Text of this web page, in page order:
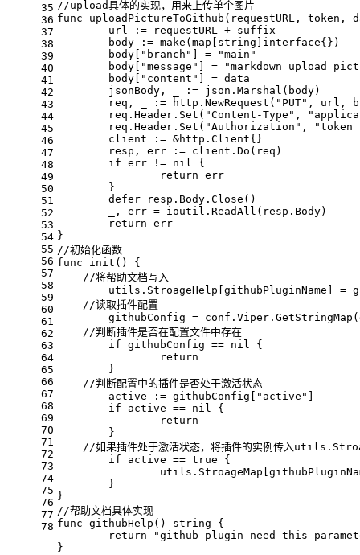
35
36
37
38
39
40
41
42
43
44
45
46
47
48
49
50
51
52
53
54
55
56
57
58
59
60
61
62
63
64
65
66
67
68
69
70
71
72
73
74
75
76
77
78
//upload具体的实现，用来上传单个图片
func
uploadPictureToGithub (requestURL,
	url := requestURL + suffix
	body :=
make ( map string interface{})
	body[
"branch" ] =
"main"
	body[
"message" ] =
"markdown upload
	body[
"content"
] = data
	jsonBody, _ := json.Marshal(body)
	req, _ := http.NewRequest(
"PUT" , url,
	req.Header.Set(
"Content-Type" ,
	req.Header.Set(
"Authorization" ,
"token
	client := &http.Client{}
	resp, err := client.Do(req)
if err != nil {
return err
	}
defer resp.Body.Close()
	_, err = ioutil.ReadAll(resp.Body)
return err
}
//初始化函数
func
init ()
{
//将帮助文档写入
utils.StroageHelp[githubPluginName] =
//读取插件配置
githubConfig =
//判断插件是否在配置文件中存在
if githubConfig == nil {
return
	}
//判断配置中的插件是否处于激活状态
	active := githubConfig[
"active"
if active == nil {
return
	}
//如果插件处于激活状态，将插件的实例传入
if active == true {
	}
}
//帮助文档具体实现
func githubHelp () string {
return
"github plugin need this
}